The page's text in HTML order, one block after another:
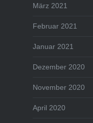
März 2021
Februar 2021
Januar 2021
Dezember 2020
November 2020
April 2020